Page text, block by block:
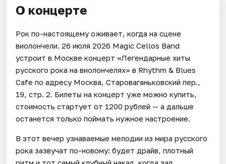
О концерте
Рок по-настоящему оживает, когда на сцене
виолончели. 26 июля 2026 Magic Cellos Band
устроит в Москве концерт «Легендарные хиты
русского рока на виолончелях» в Rhythm & Blues
Cafe по адресу Москва, Староваганьковский пер.,
19, стр. 2. Билеты на концерт уже можно купить,
стоимость стартует от 1200 рублей — а дальше
останется только поймать нужное настроение.
В этот вечер узнаваемые мелодии из мира русского
рока зазвучат по-новому: будет драйв, плотный